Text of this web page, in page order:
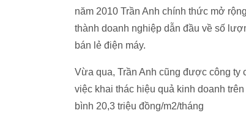
năm 2010 Trần Anh chính thức mở
thành doanh nghiệp dẫn đầu về số
bán lẻ điện máy.
Vừa qua, Trần Anh cũng được công ty
việc khai thác hiệu quả kinh doanh
bình 20,3 triệu đồng/m2/tháng